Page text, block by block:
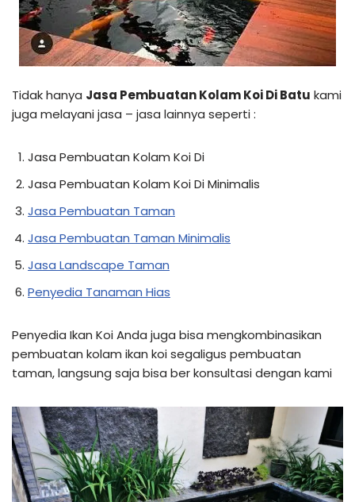
Tidak hanya Jasa Pembuatan Kolam Koi Di Batu kami
juga melayani jasa – jasa lainnya seperti :
Jasa Pembuatan Kolam Koi Di
Jasa Pembuatan Kolam Koi Di Minimalis
Jasa Pembuatan Taman
Jasa Pembuatan Taman Minimalis
Jasa Landscape Taman
Penyedia Tanaman Hias
Penyedia Ikan Koi Anda juga bisa mengkombinasikan
pembuatan kolam ikan koi segaligus pembuatan
taman, langsung saja bisa ber konsultasi dengan kami